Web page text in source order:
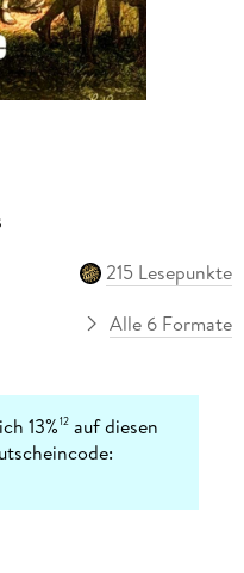
215 Lesepunkte
Alle 6 Formate
13%12 auf diesen